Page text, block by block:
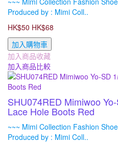
Produced by : Mimi Coll..
HK$50 HK$68
加入購物車
加入商品收藏
加入商品比較
SHU074RED Mimiwoo
Lace Hole Boots Red
~~~ Mimi Collection Fashion
Produced by : Mimi Coll..